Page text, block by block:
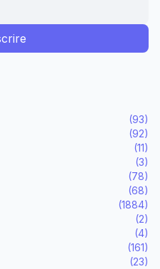
(93)
(92)
(11)
(3)
(78)
(68)
(1884)
(2)
(4)
(161)
(23)